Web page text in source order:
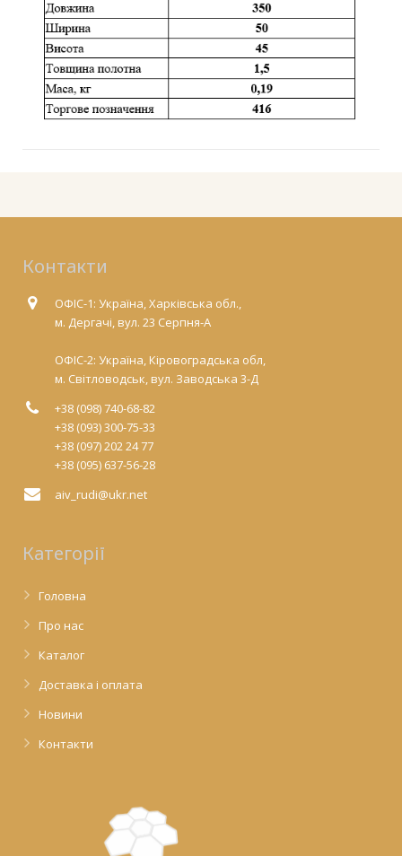
Контакти
ОФІС-1: Україна, Харківська обл.,
м. Дергачі, вул. 23 Серпня-А
ОФІС-2: Україна, Кіровоградська обл,
м. Світловодськ, вул. Заводська 3-Д
+38 (098) 740-68-82
+38 (093) 300-75-33
+38 (097) 202 24 77
+38 (095) 637-56-28
aiv_rudi@ukr.net
Категорії
Головна
Про нас
Каталог
Доставка і оплата
Новини
Контакти